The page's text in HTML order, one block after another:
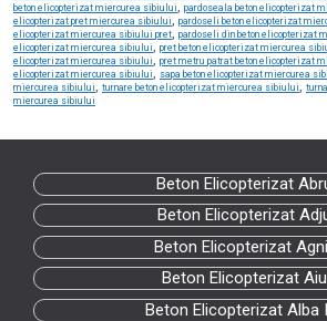
beton elicopterizat miercurea sibiului,pardoseala beton elicopterizat
elicopterizat pret miercurea sibiului,pardoseli beton elicopterizat
elicopterizat miercurea sibiului pret, pardoseli din beton elicopterizat
elicopterizat miercurea sibiului,pret beton elicopterizat miercurea
elicopterizat miercurea sibiului, pret metru patrat beton elicopterizat
elicopterizat miercurea sibiului, sapa beton elicopterizat miercurea
miercurea sibiului,turnare beton elicopterizat miercurea sibiului,
miercurea sibiului
Beton Elicopterizat
Beton Elicopterizat
Beton Elicopterizat
Beton Elicopterizat
Beton Elicopterizat Alba